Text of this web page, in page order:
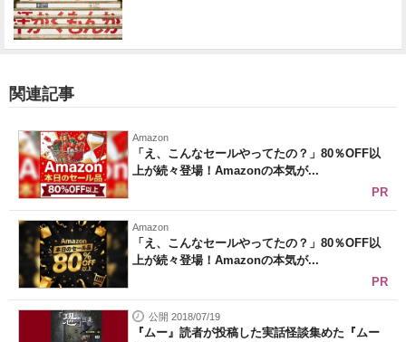
関連記事
Amazon
「え、こんなセールやってたの？」80％OFF以
上が続々登場！Amazonの本気が...
PR
Amazon
「え、こんなセールやってたの？」80％OFF以
上が続々登場！Amazonの本気が...
PR
公開 2018/07/19
『ムー』読者が投稿した実話怪談集めた『ムー